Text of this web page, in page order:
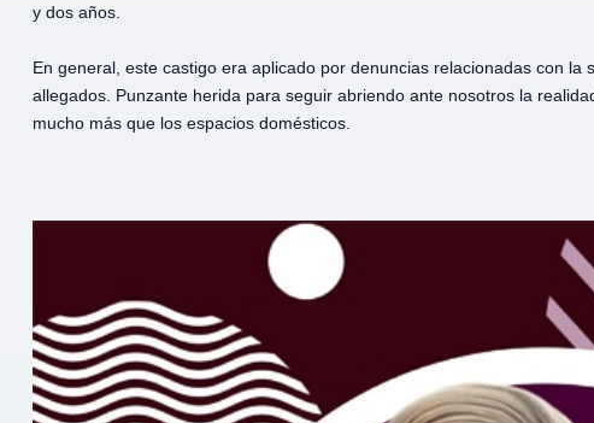
y dos años.
En general, este castigo era aplicado por denuncias relacionadas con
allegados. Punzante herida para seguir abriendo ante nosotros la
mucho más que los espacios domésticos.